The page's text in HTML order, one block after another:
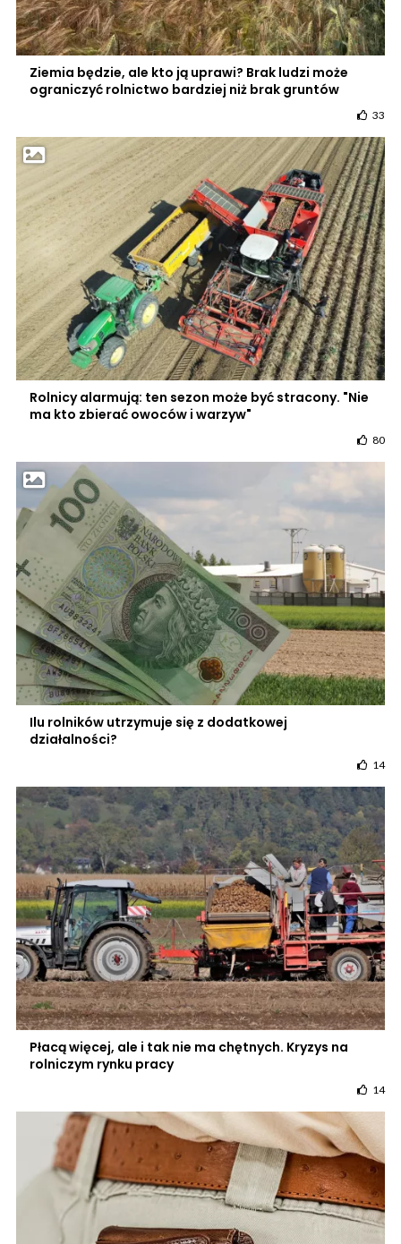
Ziemia będzie, ale kto ją uprawi? Brak ludzi może
ograniczyć rolnictwo bardziej niż brak gruntów
33
Rolnicy alarmują: ten sezon może być stracony. "Nie
ma kto zbierać owoców i warzyw"
80
Ilu rolników utrzymuje się z dodatkowej
działalności?
14
Płacą więcej, ale i tak nie ma chętnych. Kryzys na
rolniczym rynku pracy
14